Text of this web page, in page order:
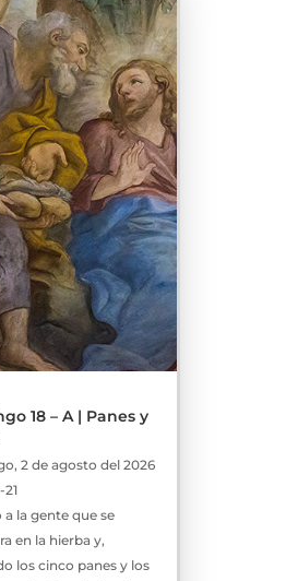
18 – A | Panes y
2 de agosto del 2026
21
a la gente que se
en la hierba y,
los cinco panes y los